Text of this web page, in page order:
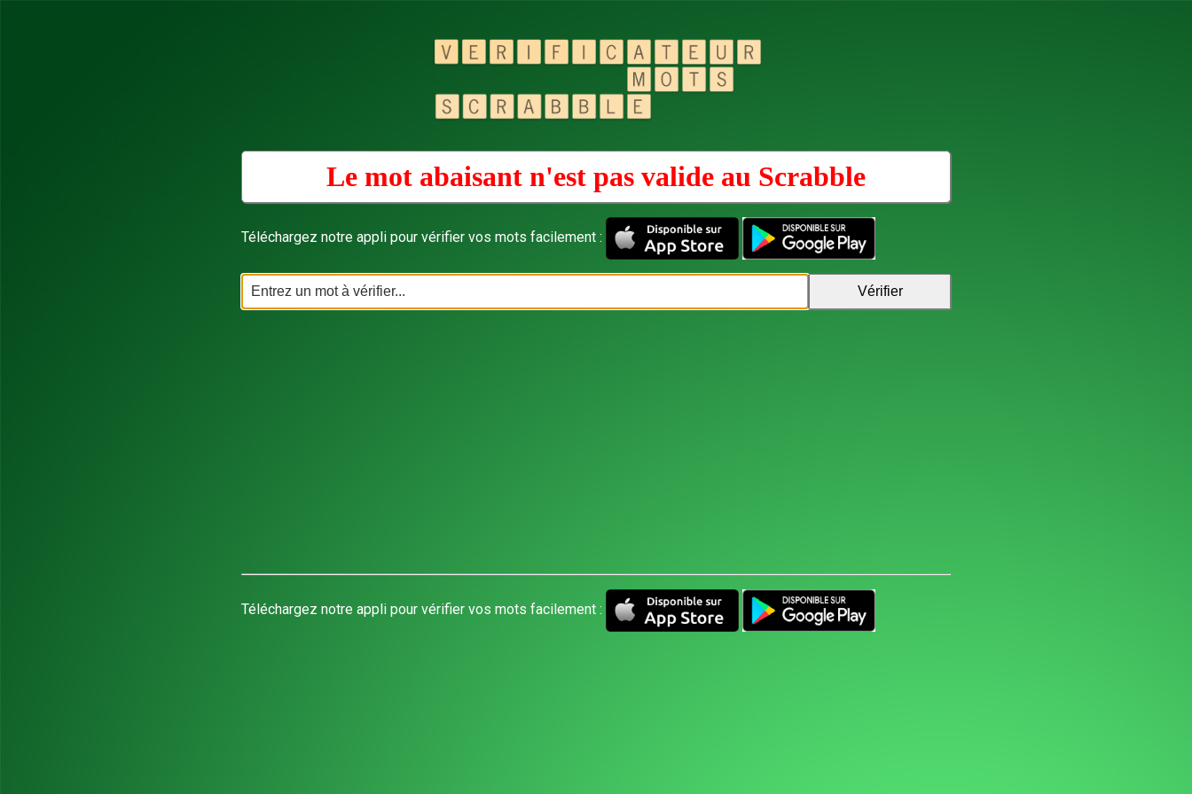
Le mot abaisant n'est pas valide au Scrabble
Téléchargez notre appli pour vérifier vos mots facilement :
Téléchargez notre appli pour vérifier vos mots facilement :